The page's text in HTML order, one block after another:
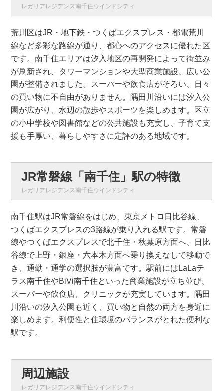
レガリアレジデンス南千住ウインドシティ
荒川区はJR・地下鉄・つくばエクスプレス・都電荒川
線など多彩な路線が通り、都心へのアクセスに優れた区
です。南千住エリアは汐入地区の再開発によって街並み
が刷新され、タワーマンションや大型商業施設、広い公
園が整備されました。スーパーや飲食店がそろい、日々
の買い物に不自由がありません。隅田川沿いには汐入公
園が広がり、水辺の散歩やスポーツを楽しめます。区立
の小中学校や図書館などの公共施設も充実し、子育て支
援も手厚い、暮らしやすさに定評のある地域です。
JR常磐線「南千住」駅の特徴
レガリアレジデンス南千住ウインドシティ
南千住駅はJR常磐線をはじめ、東京メトロ日比谷線、
つくばエクスプレスの3路線が乗り入れる駅です。常磐
線やつくばエクスプレスで北千住・秋葉原方面へ、日比
谷線で上野・銀座・六本木方面へ乗り換えなしで移動で
き、通勤・通学の選択肢が豊富です。駅前にはLaLaテ
ラス南千住やBiVi南千住といった商業施設が立ち並び、
スーパーや飲食店、クリニックが充実しています。隅田
川沿いの汐入公園も近く、買い物と自然の両方を身近に
楽しめます。利便性と住環境のバランスがとれた便利な
駅です。
周辺施設
レガリアレジデンス南千住ウインドシティ